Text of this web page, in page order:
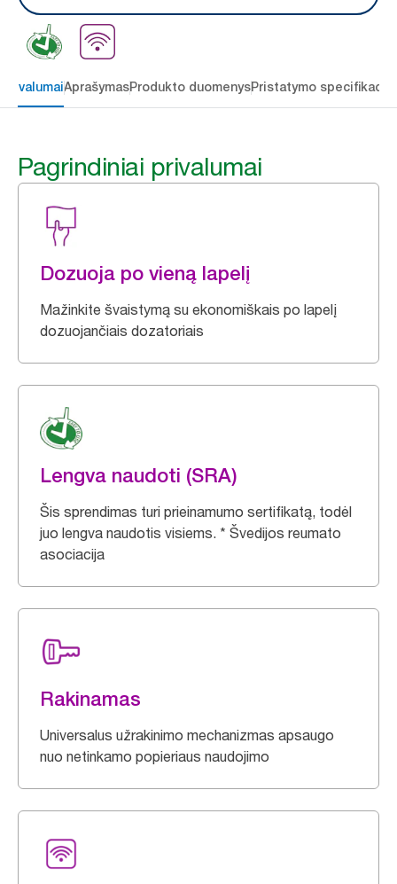
AprašymasProdukto duomenysPristatymo
Pagrindiniai privalumai
Dozuoja po vieną lapelį
Mažinkite švaistymą su ekonomiškais po lapelį
dozuojančiais dozatoriais
Lengva naudoti (SRA)
Šis sprendimas turi prieinamumo sertifikatą, todėl
juo lengva naudotis visiems. * Švedijos reumato
asociacija
Rakinamas
Universalus užrakinimo mechanizmas apsaugo
nuo netinkamo popieriaus naudojimo